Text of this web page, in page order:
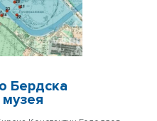
Бердска